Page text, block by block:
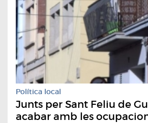
Política local
Junts per Sant Feliu de
acabar amb les